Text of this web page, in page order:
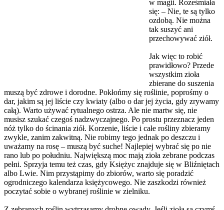
w magii. Roześmiała
się: – Nie, te są tylko
ozdobą. Nie można
tak suszyć ani
przechowywać ziół.
Jak więc to robić
prawidłowo? Przede
wszystkim zioła
zbierane do suszenia
muszą być zdrowe i dorodne. Pokłońmy się roślinie, poprośmy o
dar, jakim są jej liście czy kwiaty (albo o dar jej życia, gdy zrywamy
całą). Warto używać rytualnego ostrza. Ale nie martw się, nie
musisz szukać czegoś nadzwyczajnego. Po prostu przeznacz jeden
nóż tylko do ścinania ziół. Korzenie, liście i całe rośliny zbieramy
zwykle, zanim zakwitną. Nie robimy tego jednak po deszczu i
uważamy na rosę – muszą być suche! Najlepiej wybrać się po nie
rano lub po południu. Największą moc mają zioła zebrane podczas
pełni. Sprzyja temu też czas, gdy Księżyc znajduje się w Bliźniętach
albo Lwie. Nim przystąpimy do zbiorów, warto się poradzić
ogrodniczego kalendarza księżycowego. Nie zaszkodzi również
poczytać sobie o wybranej roślinie w zielniku.